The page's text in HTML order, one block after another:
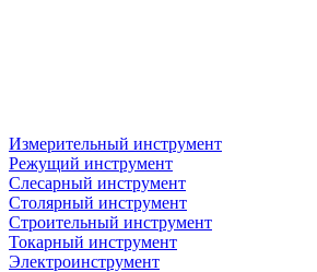
Измерительный инструмент
Режущий инструмент
Слесарный инструмент
Столярный инструмент
Строительный инструмент
Токарный инструмент
Электроинструмент